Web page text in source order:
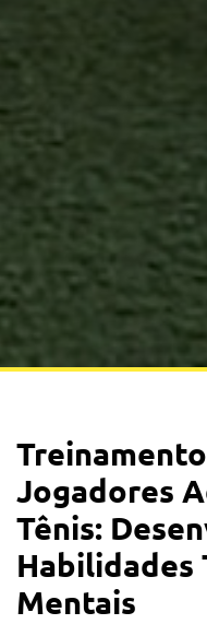
Jogadores
Tênis:
Habilidades
Mentais